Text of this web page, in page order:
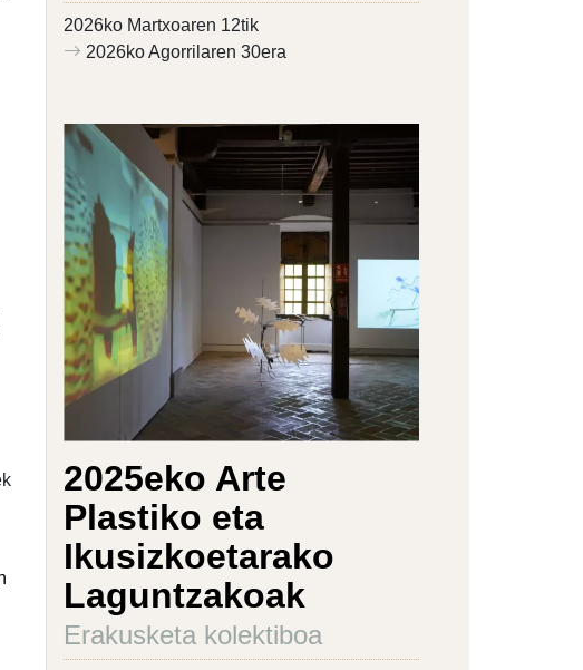
2026ko Martxoaren 12tik
2026ko Agorrilaren 30era
2025eko Arte
Plastiko eta
Ikusizkoetarako
Laguntzakoak
Erakusketa kolektiboa